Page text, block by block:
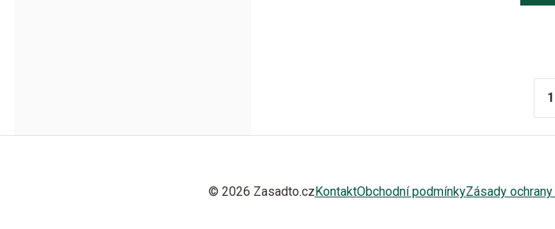
1
KontaktObchodní podmínkyZásady
© 2026 Zasadto.cz